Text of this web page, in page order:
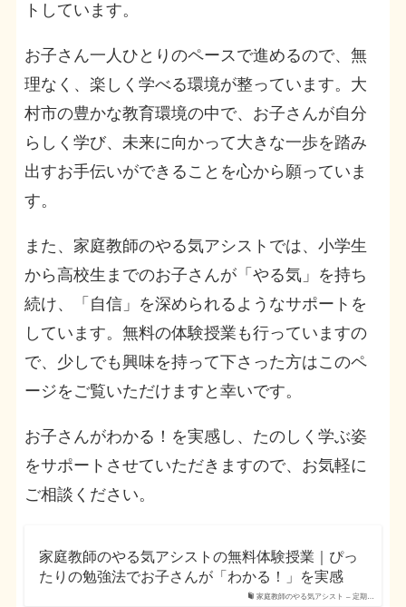
トしています。
お子さん一人ひとりのペースで進めるので、無
理なく、楽しく学べる環境が整っています。大
村市の豊かな教育環境の中で、お子さんが自分
らしく学び、未来に向かって大きな一歩を踏み
出すお手伝いができることを心から願っていま
す。
また、家庭教師のやる気アシストでは、小学生
から高校生までのお子さんが「やる気」を持ち
続け、「自信」を深められるようなサポートを
しています。無料の体験授業も行っていますの
で、少しでも興味を持って下さった方はこのペ
ージをご覧いただけますと幸いです。
お子さんがわかる！を実感し、たのしく学ぶ姿
をサポートさせていただきますので、お気軽に
ご相談ください。
家庭教師のやる気アシスト – 定期…
家庭教師のやる気アシストの無料体験授業｜ぴっ
たりの勉強法でお子さんが「わかる！」を実感